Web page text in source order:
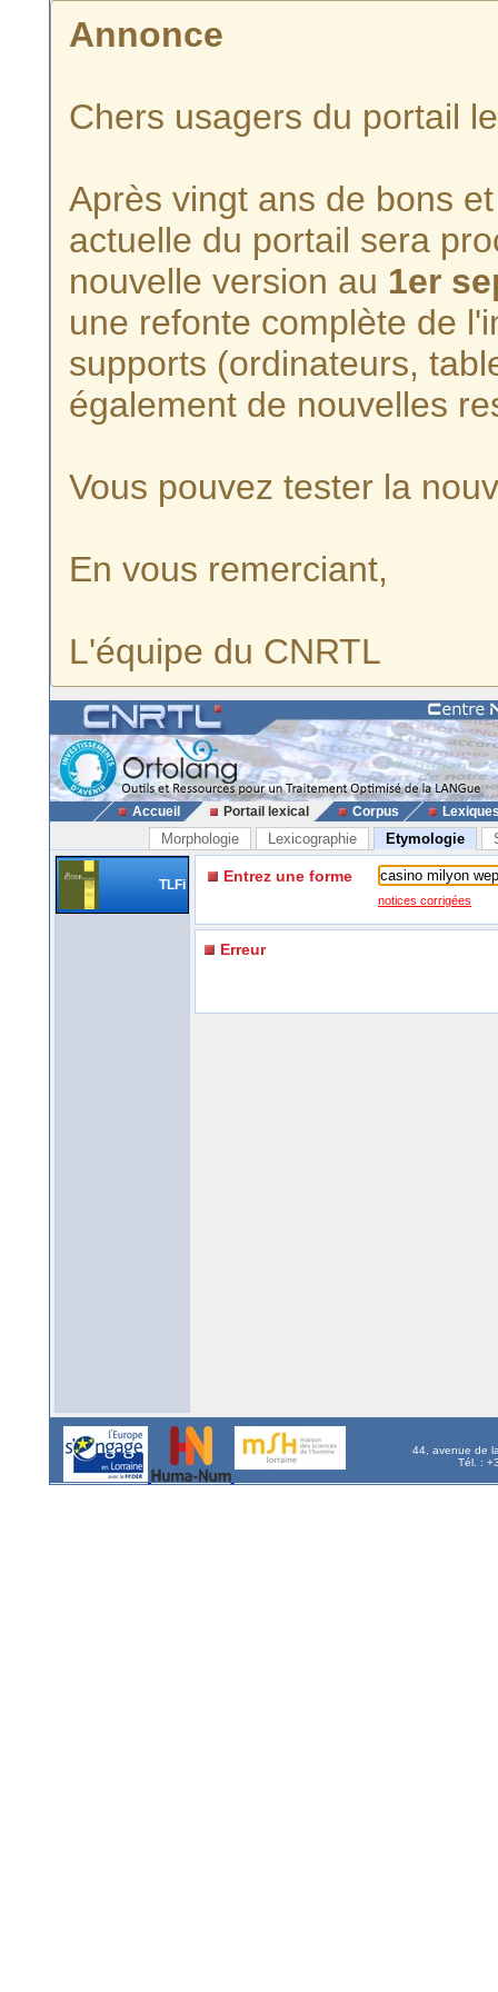
Annonce
Chers usagers du portail
Après vingt ans de bons
actuelle du portail sera
nouvelle version au 1er
une refonte complète de
supports (ordinateurs,
également de nouvelles
Vous pouvez tester la
En vous remerciant,
L'équipe du CNRTL
Accueil Portail lexical Corpus
Morphologie Lexicographie Etymologie
TLFi Entrez une forme
notices corrigées
Erreur
44, avenue de
Tél. :